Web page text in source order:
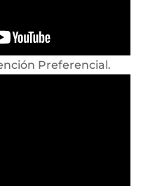
Preferencial.